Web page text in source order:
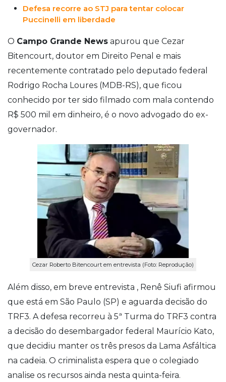
Defesa recorre ao STJ para tentar colocar
Puccinelli em liberdade
O Campo Grande News apurou que Cezar
Bitencourt, doutor em Direito Penal e mais
recentemente contratado pelo deputado federal
Rodrigo Rocha Loures (MDB-RS), que ficou
conhecido por ter sido filmado com mala contendo
R$ 500 mil em dinheiro, é o novo advogado do ex-
governador.
Cezar Roberto Bitencourt em entrevista (Foto: Reprodução)
Além disso, em breve entrevista , Renê Siufi afirmou
que está em São Paulo (SP) e aguarda decisão do
TRF3. A defesa recorreu à 5ª Turma do TRF3 contra
a decisão do desembargador federal Maurício Kato,
que decidiu manter os três presos da Lama Asfáltica
na cadeia. O criminalista espera que o colegiado
analise os recursos ainda nesta quinta-feira.